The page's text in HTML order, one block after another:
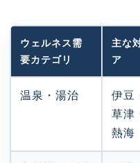
ウェルネス需
要カテゴリ
主な
ア
温泉・湯治
伊豆
草津
熱海